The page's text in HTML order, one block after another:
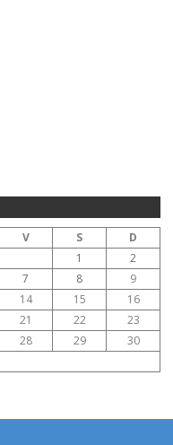
V S
D
1
2
7 8
9
14 15
16
21 22
23
28 29
30